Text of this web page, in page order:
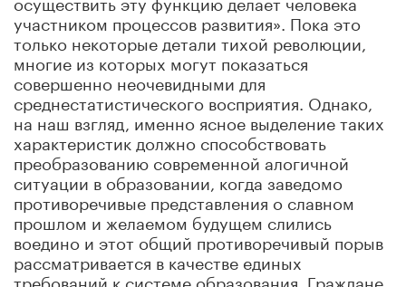
участником процессов развития». Пока это
только некоторые детали тихой революции,
многие из которых могут показаться
совершенно неочевидными для
среднестатистического восприятия. Однако,
на наш взгляд, именно ясное выделение таких
характеристик должно способствовать
преобразованию современной алогичной
ситуации в образовании, когда заведомо
противоречивые представления о славном
прошлом и желаемом будущем слились
воедино и этот общий противоречивый порыв
рассматривается в качестве единых
требований к системе образования. Граждане